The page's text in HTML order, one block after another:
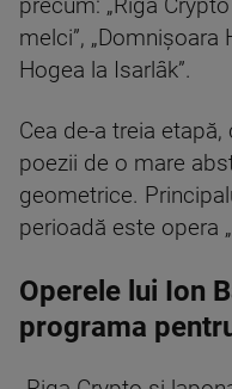
precum: „Riga
melci”, „Domnișoara
Hogea la Isarlâk”.
Cea de-a treia
poezii de o mare
geometrice.
perioadă este opera
Operele lui Ion
programa